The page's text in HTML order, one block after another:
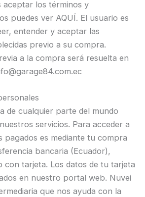
aceptar los términos y
puedes ver AQUÍ. El usuario es
entender y aceptar las
previo a su compra.
a la compra será resuelta en
de cualquier parte del mundo
servicios. Para acceder a
pagados es mediante tu compra
bancaria (Ecuador),
con tarjeta. Los datos de tu tarjeta
en nuestro portal web. Nuvei
que nos ayuda con la